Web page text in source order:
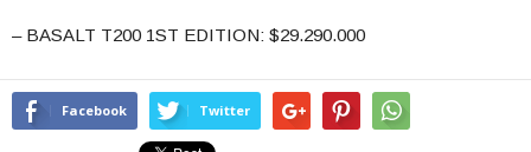
– BASALT T200 1ST EDITION: $29.290.000
Facebook Twitter